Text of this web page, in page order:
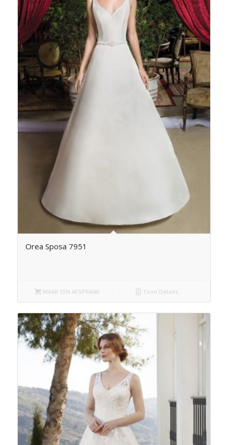
Orea Sposa 7951
MAAK EEN AFSPRAAK Toon Details